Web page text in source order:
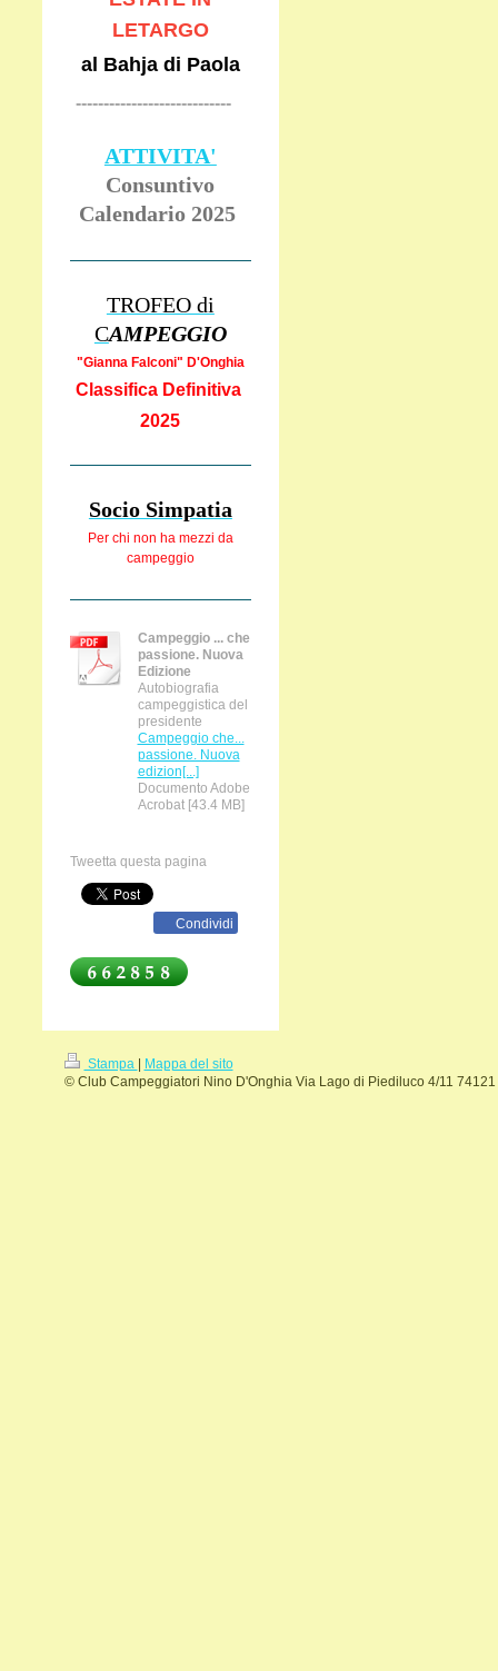
LETARGO
al Bahja di Paola
----------------------------
ATTIVITA'
Consuntivo
Calendario 2025
TROFEO di
CAMPEGGIO
"Gianna Falconi" D'Onghia
Classifica Definitiva
2025
Socio Simpatia
Per chi non ha mezzi da
campeggio
Campeggio ... che
passione. Nuova
Edizione
Autobiografia
campeggistica del
presidente
Campeggio che...
passione. Nuova
edizion[...]
Documento Adobe
Acrobat [43.4 MB]
Tweetta questa pagina
Condividi
Stampa | Mappa del sito
© Club Campeggiatori Nino D'Onghia Via Lago di Piediluco 4/11 74121